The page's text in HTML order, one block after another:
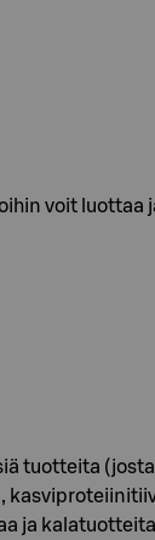
voit
tuotteita
ja